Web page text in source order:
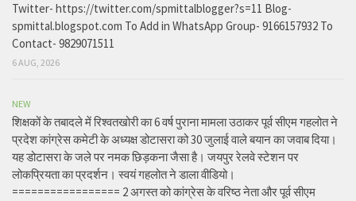
Twitter- https://twitter.com/spmittalblogger?s=11 Blog-
spmittal.blogspot.com To Add in WhatsApp Group- 9166157932 To
Contact- 9829071511
6 AUG, 2026
NEW
शिक्षकों के तबादले में रिश्वतखोरी का 6 वर्ष पुराना मामला उठाकर पूर्व सीएम गहलोत ने
प्रदेश कांग्रेस कमेटी के अध्यक्ष डोटासरा को 30 जुलाई वाले बयान का जवाब दिया।
यह डोटासरा के जले पर नमक छिड़कना जैसा है। जयपुर रेलवे स्टेशन पर
लोकप्रियता का प्रदर्शन। स्वयं गहलोत ने डाला वीडियो।
================= 2 अगस्त को कांग्रेस के वरिष्ठ नेता और पूर्व सीएम